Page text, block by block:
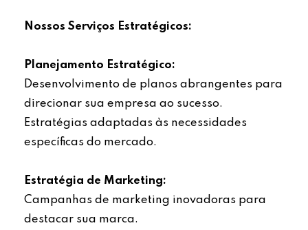
Nossos Serviços Estratégicos:
Planejamento Estratégico:
Desenvolvimento de planos abrangentes para
direcionar sua empresa ao sucesso.
Estratégias adaptadas às necessidades
específicas do mercado.
Estratégia de Marketing:
Campanhas de marketing inovadoras para
destacar sua marca.